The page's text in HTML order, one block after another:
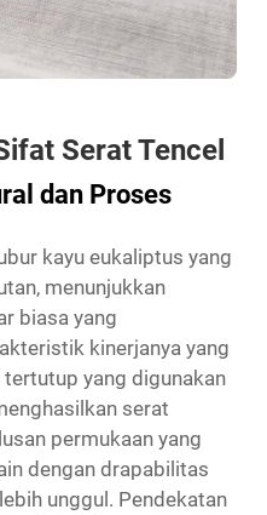
Serat Tencel
dan Proses
kayu eukaliptus yang
menunjukkan
biasa yang
kinerjanya yang
yang digunakan
serat
permukaan yang
dengan drapabilitas
unggul. Pendekatan